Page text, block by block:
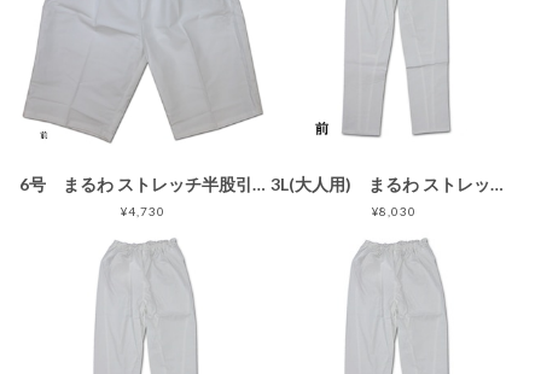
6号 まるわ ストレッチ半股引ゴム 白
¥4,730
3L(大人用) まるわ ストレッチゴム股引 スリムタイプ 白 （大人用特大）
¥8,030